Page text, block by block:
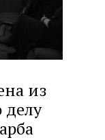
из
делу